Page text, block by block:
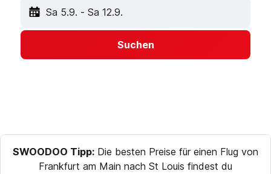
Sa 5.9. - Sa 12.9.
Suchen
SWOODOO Tipp: Die besten Preise für einen Flug von
Frankfurt am Main nach St Louis findest du